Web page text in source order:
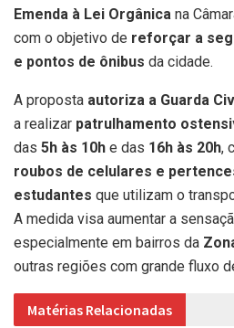
Emenda à Lei Orgânica na
com o objetivo de reforçar a
e pontos de ônibus da cidade.
A proposta autoriza a Guarda
a realizar patrulhamento
das 5h às 10h e das 16h às 20h,
roubos de celulares e
estudantes que utilizam o
A medida visa aumentar a
especialmente em bairros da
outras regiões com grande fluxo
Matérias Relacionadas